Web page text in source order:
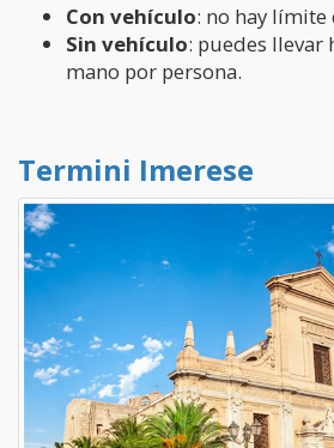
Con vehículo: no hay límite
Sin vehículo: puedes llevar
mano por persona.
Termini Imerese